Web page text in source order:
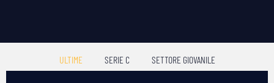
ULTIME SERIE C SETTORE GIOVANILE